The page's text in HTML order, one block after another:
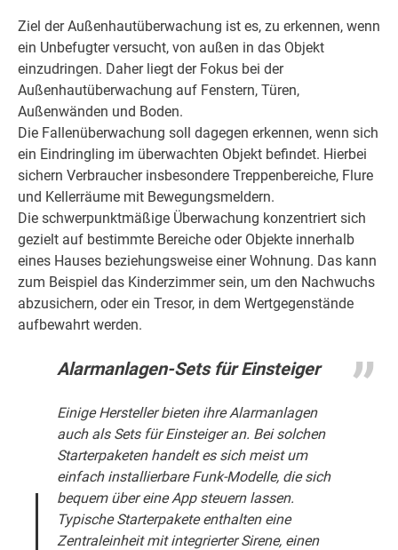
Ziel der Außenhautüberwachung ist es, zu erkennen, wenn
ein Unbefugter versucht, von außen in das Objekt
einzudringen. Daher liegt der Fokus bei der
Außenhautüberwachung auf Fenstern, Türen,
Außenwänden und Boden.
Die Fallenüberwachung soll dagegen erkennen, wenn sich
ein Eindringling im überwachten Objekt befindet. Hierbei
sichern Verbraucher insbesondere Treppenbereiche, Flure
und Kellerräume mit Bewegungsmeldern.
Die schwerpunktmäßige Überwachung konzentriert sich
gezielt auf bestimmte Bereiche oder Objekte innerhalb
eines Hauses beziehungsweise einer Wohnung. Das kann
zum Beispiel das Kinderzimmer sein, um den Nachwuchs
abzusichern, oder ein Tresor, in dem Wertgegenstände
aufbewahrt werden.
Alarmanlagen-Sets für Einsteiger
Einige Hersteller bieten ihre Alarmanlagen
auch als Sets für Einsteiger an. Bei solchen
Starterpaketen handelt es sich meist um
einfach installierbare Funk-Modelle, die sich
bequem über eine App steuern lassen.
Typische Starterpakete enthalten eine
Zentraleinheit mit integrierter Sirene, einen